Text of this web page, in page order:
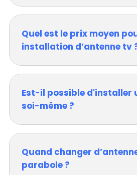
Quel est le prix moyen
installation d’antenne tv
Est-il possible d'installer
soi-même ?
Quand changer
parabole ?